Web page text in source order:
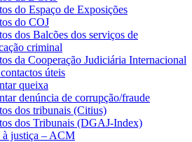
do Espaço de Exposições
do COJ
dos Balcões dos serviços de
criminal
da Cooperação Judiciária Internacional
úteis
queixa
denúncia de corrupção/fraude
dos tribunais (Citius)
dos Tribunais (DGAJ-Index)
à justiça – ACM